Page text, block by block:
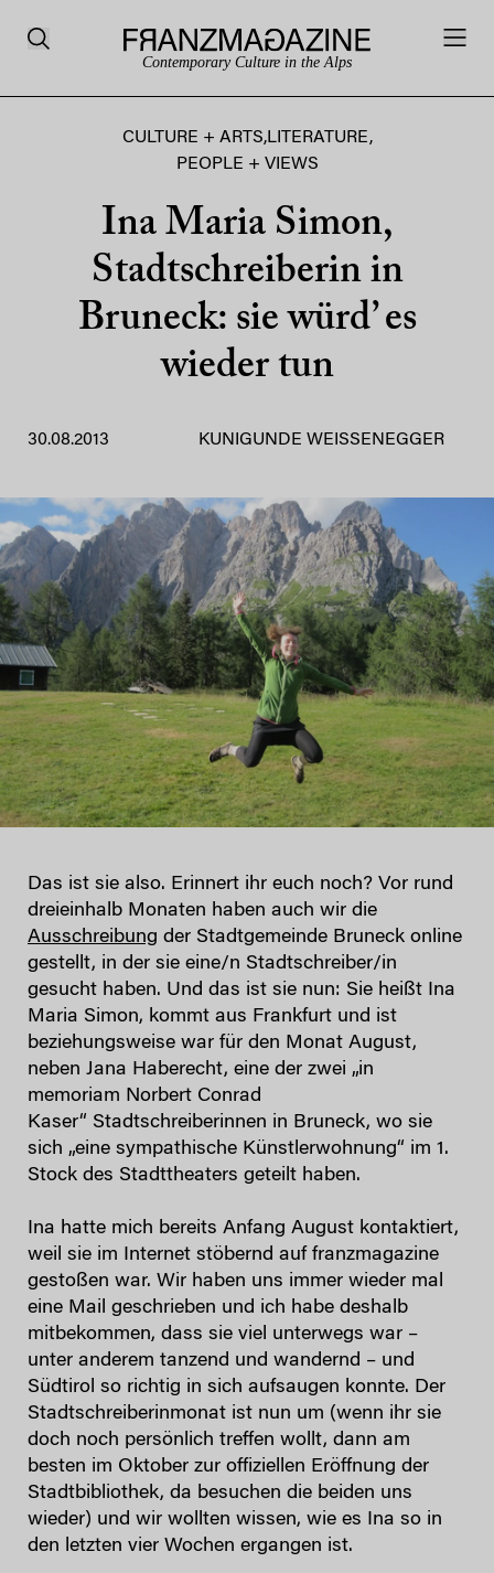
Contemporary Culture in the Alps
CULTURE + ARTS,LITERATURE,
PEOPLE + VIEWS
Ina Maria Simon,
Stadtschreiberin in
Bruneck: sie würd’ es
wieder tun
30.08.2013 KUNIGUNDE WEISSENEGGER
Das ist sie also. Erinnert ihr euch noch? Vor rund
dreieinhalb Monaten haben auch wir die
Ausschreibung der Stadtgemeinde Bruneck online
gestellt, in der sie eine/n Stadtschreiber/in
gesucht haben. Und das ist sie nun: Sie heißt Ina
Maria Simon, kommt aus Frankfurt und ist
beziehungsweise war für den Monat August,
neben Jana Haberecht, eine der zwei „in
memoriam Norbert Conrad
Kaser“ Stadtschreiberinnen in Bruneck, wo sie
sich „eine sympathische Künstlerwohnung“ im 1.
Stock des Stadttheaters geteilt haben.
Ina hatte mich bereits Anfang August kontaktiert,
weil sie im Internet stöbernd auf franzmagazine
gestoßen war. Wir haben uns immer wieder mal
eine Mail geschrieben und ich habe deshalb
mitbekommen, dass sie viel unterwegs war –
unter anderem tanzend und wandernd – und
Südtirol so richtig in sich aufsaugen konnte. Der
Stadtschreiberinmonat ist nun um (wenn ihr sie
doch noch persönlich treffen wollt, dann am
besten im Oktober zur offiziellen Eröffnung der
Stadtbibliothek, da besuchen die beiden uns
wieder) und wir wollten wissen, wie es Ina so in
den letzten vier Wochen ergangen ist.